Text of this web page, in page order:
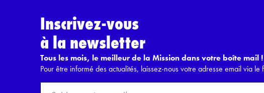
Inscrivez-vous
à la newsletter
Tous les mois, le meilleur de la Mission dans votre boîte mail !
Pour être informé des actualités, laissez-nous votre adresse email via le